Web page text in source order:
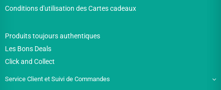
Conditions d'utilisation des Cartes cadeaux
Produits toujours authentiques
Les Bons Deals
Click and Collect
Service Client et Suivi de Commandes